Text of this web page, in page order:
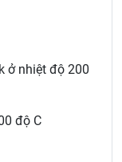
ở nhiệt độ 200
độ C